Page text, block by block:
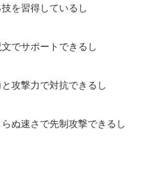
を習得しているし
でサポートできるし
攻撃力で対抗できるし
ぬ速さで先制攻撃できるし